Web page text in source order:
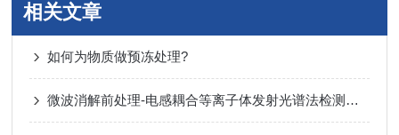
相关文章
如何为物质做预冻处理?
微波消解前处理-电感耦合等离子体发射光谱法检测异戊橡胶中钛含量